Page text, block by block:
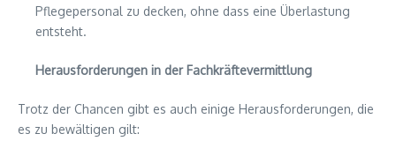
Pflegepersonal zu decken, ohne dass eine Überlastung
entsteht.
Herausforderungen in der Fachkräftevermittlung
Trotz der Chancen gibt es auch einige Herausforderungen, die
es zu bewältigen gilt: